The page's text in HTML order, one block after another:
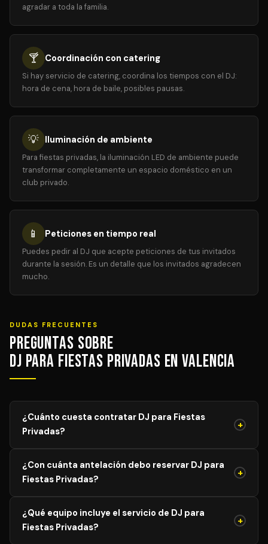
agradar a toda la familia.
🍸 Coordinación con catering
Si hay servicio de catering, coordina los tiempos con el DJ:
hora de cena, hora de baile, posibles pausas.
💡 Iluminación de ambiente
Para fiestas privadas, la iluminación LED de ambiente puede
transformar completamente un espacio doméstico en un
club privado.
📱 Peticiones en tiempo real
Puedes pedir al DJ que acepte peticiones de tus invitados
durante la sesión. Es un detalle que los invitados agradecen
mucho.
DUDAS FRECUENTES
Preguntas sobre
DJ para Fiestas Privadas en Valencia
¿Cuánto cuesta contratar DJ para Fiestas
Privadas?
+
aforo, duración y equipamiento necesario. Los precios
mostrados son orientativos; solicita tu presupuesto
DJs verificados en menos de 24 horas.
¿Con cuánta antelación debo reservar DJ para
Fiestas Privadas?
+
recomendamos reservar con al menos 4–8 semanas de
antelación para eventos generales. Para bodas y
¿Qué equipo incluye el servicio de DJ para
Fiestas Privadas?
+